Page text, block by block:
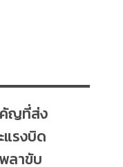
คัญที่ส่ง
แรงบิด
ลาขับ